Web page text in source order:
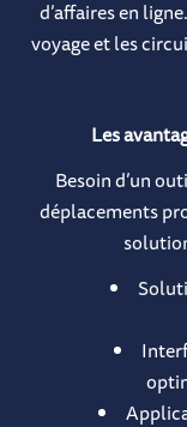
d’affaires en
voyage et les
Les
Besoin d’un
déplacements